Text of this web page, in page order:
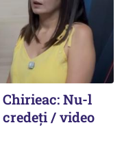
Nu-l
/ video